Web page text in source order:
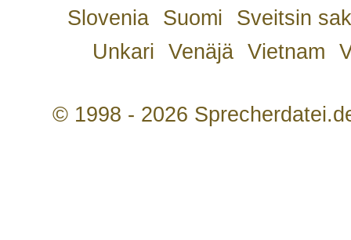
Slovenia
Suomi
Sveitsin
Unkari
Venäjä Vietnam
© 1998 - 2026